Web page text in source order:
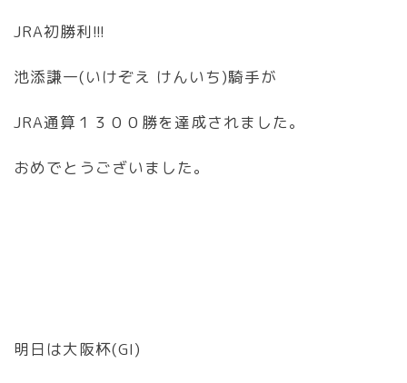
JRA初勝利!!!
池添謙一(いけぞえ けんいち)騎手が
JRA通算１３００勝を達成されました。
おめでとうございました。
明日は大阪杯(GI)